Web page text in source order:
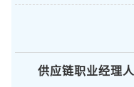
供应链职业经理人